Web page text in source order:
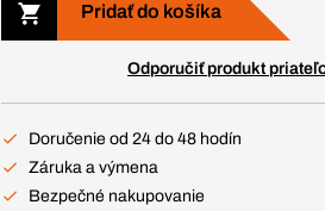
Pridať do košíka
Odporučiť produkt
Doručenie od 24 do 48 hodín
Záruka a výmena
Bezpečné nakupovanie